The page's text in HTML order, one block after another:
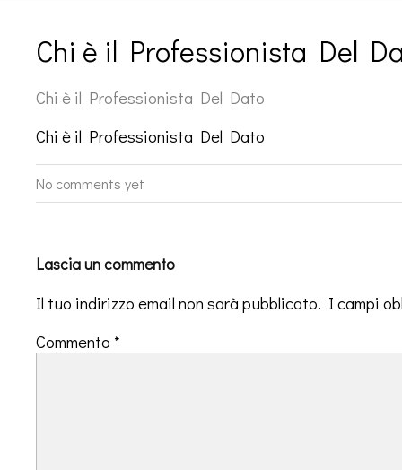
Chi è il Professionista Del
Chi è il Professionista Del Dato
Chi è il Professionista Del Dato
No comments yet
Lascia un commento
Il tuo indirizzo email non sarà pubblicato. I campi
Commento *